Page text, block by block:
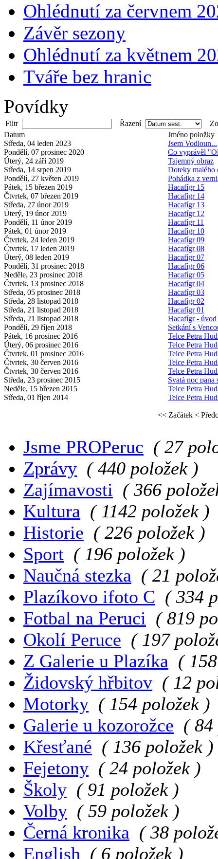
Ohlédnutí za červnem
Závěr sezony
Ohlédnutí za květnem
Tváře bez hranic
Povídky
Filtr Řazení
Datum
Jméno položky
Středa, 04 leden 2023
Jsem Vodloun...
Pondělí, 07 prosinec 2020
Co vyprávěl
Úterý, 24 září 2019
Tajemný obraz
Středa, 14 srpen 2019
Doteky malého
Pondělí, 27 květen 2019
Pohádka z
Pátek, 15 březen 2019
Hacafígr 15
Čtvrtek, 07 březen 2019
Hacafígr 14
Středa, 27 únor 2019
Hacafígr 13
Úterý, 19 únor 2019
Hacafígr 12
Pondělí, 11 únor 2019
Hacafígr 11
Pátek, 01 únor 2019
Hacafígr 10
Čtvrtek, 24 leden 2019
Hacafígr 09
Čtvrtek, 17 leden 2019
Hacafígr 08
Úterý, 08 leden 2019
Hacafígr 07
Pondělí, 31 prosinec 2018
Hacafígr 06
Neděle, 23 prosinec 2018
Hacafígr 05
Čtvrtek, 13 prosinec 2018
Hacafígr 04
Středa, 05 prosinec 2018
Hacafígr 03
Středa, 28 listopad 2018
Hacafígr 02
Středa, 21 listopad 2018
Hacafígr 01
Středa, 21 listopad 2018
Hacafígr - úvod
Pondělí, 29 říjen 2018
Setkání s
Pátek, 16 prosinec 2016
Telce Petra
Úterý, 06 prosinec 2016
Telce Petra
Čtvrtek, 01 prosinec 2016
Telce Petra
Čtvrtek, 30 červen 2016
Telce Petra
Čtvrtek, 30 červen 2016
Telce Petra
Středa, 23 prosinec 2015
Svatá noc pana
Neděle, 15 březen 2015
Telce Petra
Středa, 01 říjen 2014
Telce Petra
<< Začátek <
Jsme PROPeruc ( 27
Zprávy ( 440 položek )
Zajímavosti ( 366
Kultura ( 1142 položek )
Historie ( 226 položek )
Sport ( 196 položek )
Naučná stezka ( 21
Plazíkovo ifoto C ( 334
Fotbal na Peruci ( 819
Okolí Peruce ( 197
Z Galerie u Plazíka (
Židovský hřbitov ( 12
Motorky ( 154 položek )
Galerie u kozorožce ( 84
Křesťané ( 136 položek )
Fejetony ( 24 položek )
Školy ( 91 položek )
Volby ( 59 položek )
Černá kronika ( 38
English ( 6 položek )